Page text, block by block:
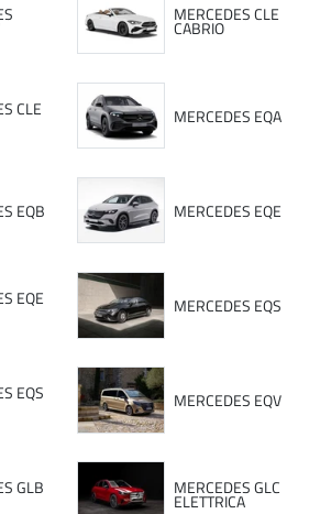
MERCEDES CLE
CABRIO
CLE MERCEDES EQA
EQB MERCEDES EQE
EQE MERCEDES EQS
EQS MERCEDES EQV
GLB MERCEDES GLC
ELETTRICA